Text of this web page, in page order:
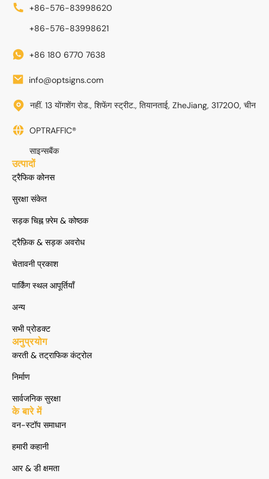
+86-576-83998620
+86-576-83998621
+86 180 6770 7638
info@optsigns.com
नहीं. 13 योंगशेंग रोड., शिफेंग स्ट्रीट., तियानताई, ZheJiang, 317200, चीन
OPTRAFFIC®
साइन्सबैंक
उत्पादों
ट्रैफिक कोनस
सुरक्षा संकेत
सड़क चिह्न फ़्रेम & कोष्ठक
ट्रैफ़िक & सड़क अवरोध
चेतावनी प्रकाश
पार्किंग स्थल आपूर्तियाँ
अन्य
सभी प्रोडक्ट
अनुप्रयोग
करती & तट्राफिक कंट्रोल
निर्माण
सार्वजनिक सुरक्षा
के बारे में
वन-स्टॉप समाधान
हमारी कहानी
आर & डी क्षमता